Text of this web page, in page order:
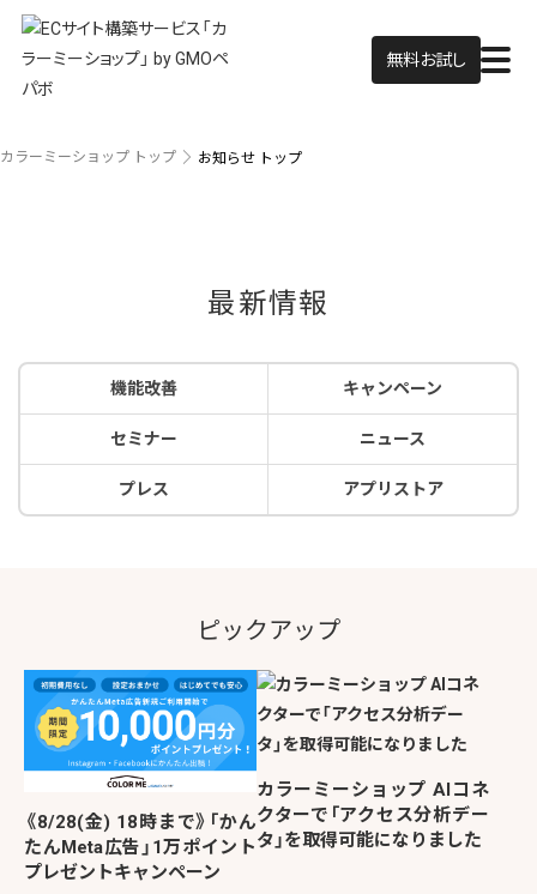
無料お試し
カラーミーショップ トップ お知らせ トップ
最新情報
機能改善 キャンペーン
セミナー ニュース
プレス アプリストア
ピックアップ
《8/28(金) 18時まで》「かん
たんMeta広告」1万ポイント
プレゼントキャンペーン
カラーミーショップ AIコネ
クターで「アクセス分析デー
タ」を取得可能になりました